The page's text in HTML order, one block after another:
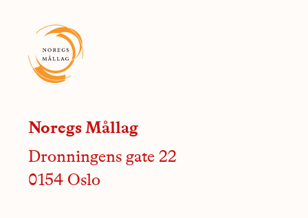
Noregs Mållag
Dronningens gate 22
0154 Oslo